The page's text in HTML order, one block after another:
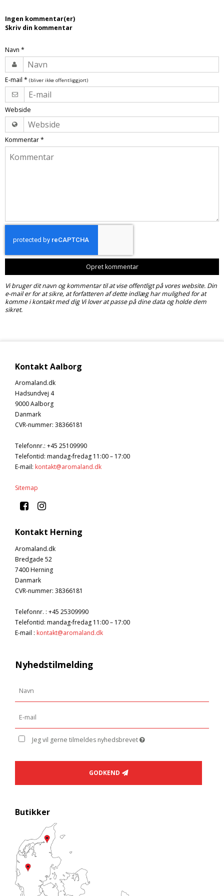
Tropisk aroma
Vanilje aroma
Mærker
DV Liquids
Fantastical
Hooligan
Liquid Architects
Emballage
Æteriske olier
Frugtflæsk
Påske
Ingen kommentar(er)
Skriv din kommentar
Navn *
E-mail * (bliver ikke offentliggjort)
Webside
Kommentar*
Opret kommentar
Vi bruger dit navn og kommentar til at vise offentligt på vores website. Din
e-mail er for at sikre, at forfatteren af dette indlæg har mulighed for at
komme i kontakt med dig Vi lover at passe på dine data og holde dem
sikret.
Kontakt Aalborg
Aromaland.dk
Hadsundvej 4
9000 Aalborg
Danmark
CVR-nummer: 38366181
Telefonnr.: +45 25109990
Telefontid: mandag-fredag 11:00 – 17:00
E-mail: kontakt@aromaland.dk
Sitemap
Kontakt Herning
Aromaland.dk
Bredgade 52
7400 Herning
Danmark
CVR-nummer: 38366181
Telefonnr. : +45 25309990
Telefontid: mandag-fredag 11:00 – 17:00
E-mail : kontakt@aromaland.dk
Nyhedstilmelding
Jeg vil gerne tilmeldes nyhedsbrevet
GODKEND
Butikker